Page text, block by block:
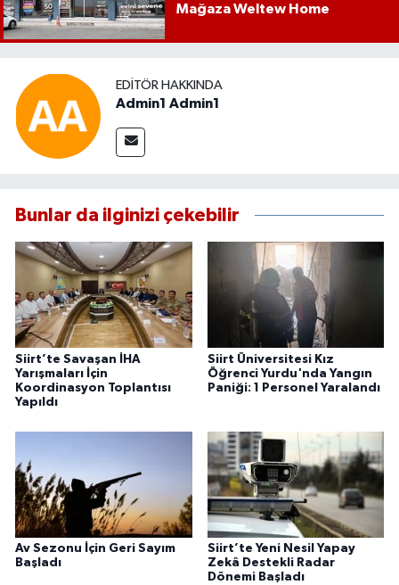
Mağaza Weltew Home
EDITÖR HAKKINDA
Admin1 Admin1
Bunlar da ilginizi çekebilir
Siirt’te Savaşan İHA
Yarışmaları İçin
Koordinasyon Toplantısı
Yapıldı
Siirt Üniversitesi Kız
Öğrenci Yurdu'nda Yangın
Paniği: 1 Personel Yaralandı
Av Sezonu İçin Geri Sayım
Başladı
Siirt’te Yeni Nesil Yapay
Zekâ Destekli Radar
Dönemi Başladı